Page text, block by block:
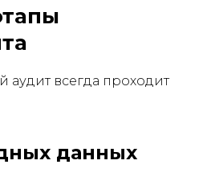
всегда проходит
данных